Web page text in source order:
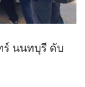
ร์ นนทบุรี ดับ